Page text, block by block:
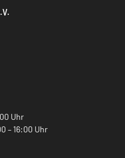
Uhr
– 16:00 Uhr